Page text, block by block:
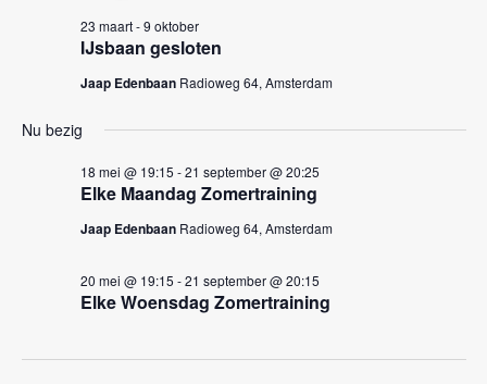
n
i
IJsbaan gesloten
23 maart-9 oktober
Jaap Edenbaan Radioweg 64, Amsterdam
Nu bezig
Elke Maandag Zomertraining
18 mei @ 19:15 -21 september @ 20:25
Jaap Edenbaan Radioweg 64, Amsterdam
Elke Woensdag Zomertraining
20 mei @ 19:15 -21 september @ 20:15